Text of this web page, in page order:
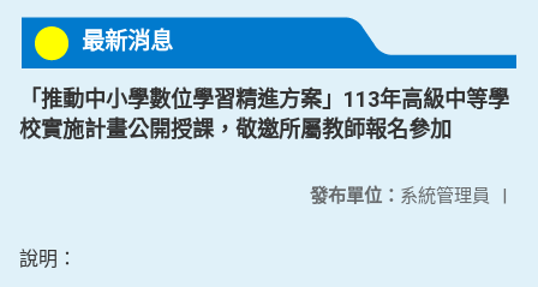
最新消息
「推動中小學數位學習精進方案」113年高級中等學
校實施計畫公開授課，敬邀所屬教師報名參加
發布單位： 系統管理員 |
說明：